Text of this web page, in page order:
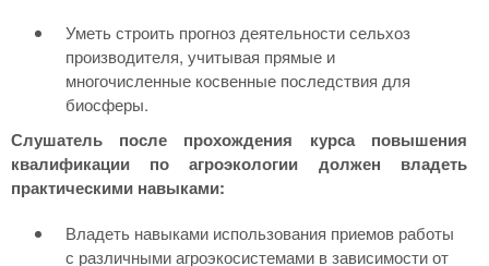
Уметь строить прогноз деятельности сельхоз
производителя, учитывая прямые и
многочисленные косвенные последствия для
биосферы.
Слушатель после прохождения курса повышения
квалификации по агроэкологии должен владеть
практическими навыками:
Владеть навыками использования приемов работы
с различными агроэкосистемами в зависимости от